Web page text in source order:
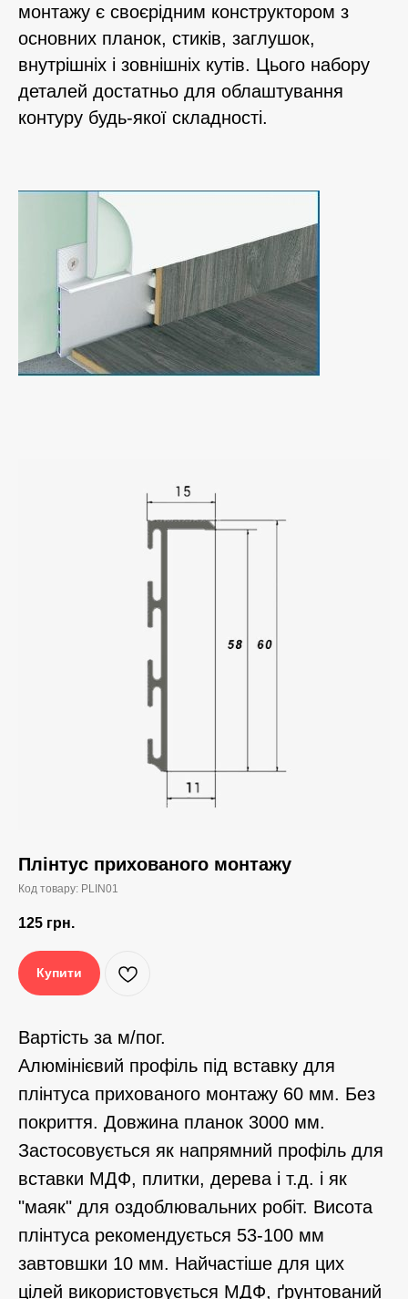
монтажу є своєрідним конструктором з
основних планок, стиків, заглушок,
внутрішніх і зовнішніх кутів. Цього набору
деталей достатньо для облаштування
контуру будь-якої складності.
Плінтус прихованого монтажу
Код товару: PLIN01
125 грн.
Купити
Вартість за м/пог.
Алюмінієвий профіль під вставку для
плінтуса прихованого монтажу 60 мм. Без
покриття. Довжина планок 3000 мм.
Застосовується як напрямний профіль для
вставки МДФ, плитки, дерева і т.д. і як
"маяк" для оздоблювальних робіт. Висота
плінтуса рекомендується 53-100 мм
завтовшки 10 мм. Найчастіше для цих
цілей використовується МДФ, ґрунтований